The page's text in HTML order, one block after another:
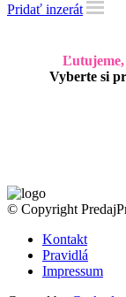
Pridať inzerát
Ľutujeme,
Vyberte si
© Copyright
Kontakt
Pravidlá
Impressum